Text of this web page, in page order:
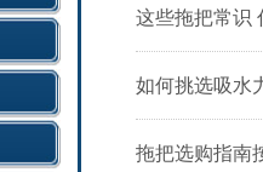
这些拖把常识
如何挑选吸水
拖把选购指南